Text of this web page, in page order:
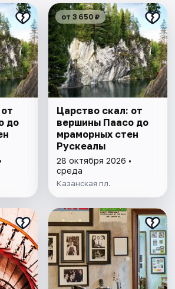
до
от 3 650 ₽
Царство скал: от
вершины Паасо до
мраморных стен
Рускеалы
28 октября 2026 •
среда
Казанская пл.